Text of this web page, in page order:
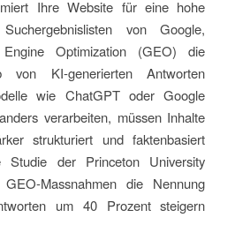
Ihre Website für eine hohe
von Google,
Optimization (GEO) die
von KI-generierten Antworten
wie ChatGPT oder Google
verarbeiten, müssen Inhalte
strukturiert und faktenbasiert
Studie der Princeton University
Massnahmen die Nennung
um 40 Prozent steigern